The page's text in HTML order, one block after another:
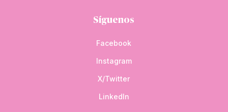
Síguenos
Facebook
Instagram
X/Twitter
LinkedIn